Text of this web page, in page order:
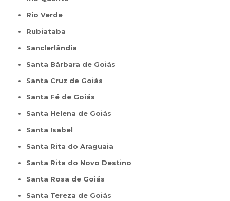
Rio Verde
Rubiataba
Sanclerlândia
Santa Bárbara de Goiás
Santa Cruz de Goiás
Santa Fé de Goiás
Santa Helena de Goiás
Santa Isabel
Santa Rita do Araguaia
Santa Rita do Novo Destino
Santa Rosa de Goiás
Santa Tereza de Goiás